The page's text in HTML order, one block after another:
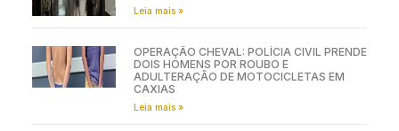
Leia mais »
OPERAÇÃO CHEVAL: POLÍCIA CIVIL PRENDE
DOIS HOMENS POR ROUBO E
ADULTERAÇÃO DE MOTOCICLETAS EM
CAXIAS
Leia mais »